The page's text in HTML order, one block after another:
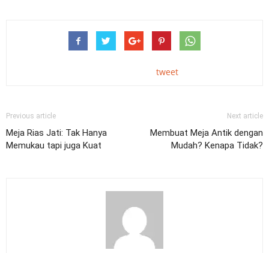
tweet
Previous article
Meja Rias Jati: Tak Hanya
Memukau tapi juga Kuat
Next article
Membuat Meja Antik dengan
Mudah? Kenapa Tidak?